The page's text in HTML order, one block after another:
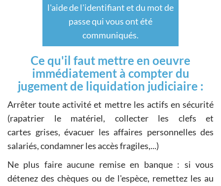
l'aide de l'identifiant et du mot de
passe qui vous ont été
communiqués.
Ce qu'il faut mettre en oeuvre
immédiatement à compter du
jugement de liquidation judiciaire :
Arrêter toute activité et mettre les actifs en sécurité
(rapatrier le matériel, collecter les clefs et
cartes grises, évacuer les affaires personnelles des
salariés, condamner les accès fragiles,...)
Ne plus faire aucune remise en banque : si vous
détenez des chèques ou de l'espèce, remettez les au